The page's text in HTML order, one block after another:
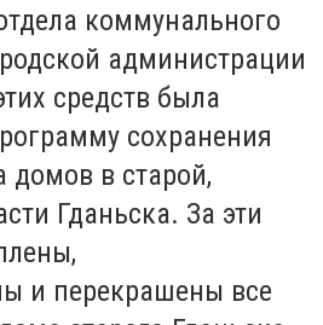
коммунального
администрации
средств была
сохранения
домов в старой,
Гданьска. За эти
и перекрашены все